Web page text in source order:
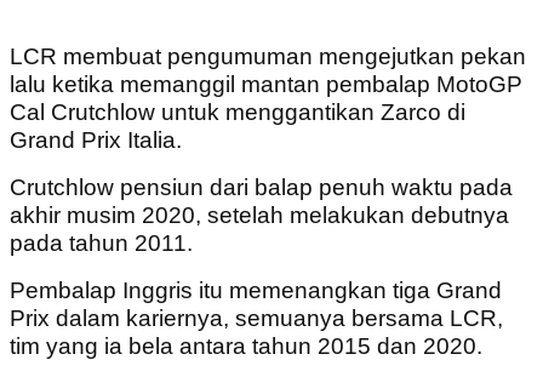
LCR membuat pengumuman mengejutkan pekan
lalu ketika memanggil mantan pembalap MotoGP
Cal Crutchlow untuk menggantikan Zarco di
Grand Prix Italia.
Crutchlow pensiun dari balap penuh waktu pada
akhir musim 2020, setelah melakukan debutnya
pada tahun 2011.
Pembalap Inggris itu memenangkan tiga Grand
Prix dalam kariernya, semuanya bersama LCR,
tim yang ia bela antara tahun 2015 dan 2020.